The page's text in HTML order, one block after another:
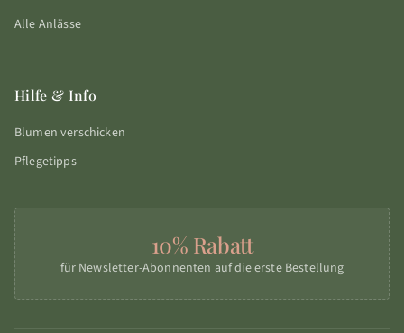
Alle Anlässe
Hilfe & Info
Blumen verschicken
Pflegetipps
10% Rabatt
für Newsletter-Abonnenten auf die erste Bestellung